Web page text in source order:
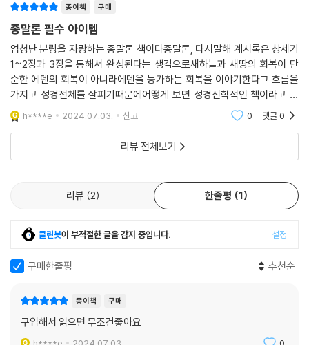
에서, 현상적인 사건 중심에서, 인간 중심적 차원으로 접근하기 때문입니
다. 예를 들어, 죽으면 천국 가는 문제, 시한부 종말론, 죽음 이후의 문제,
세계정세를 특정한 구약 성경 본문에 짜 맞추기 등 늘 개인과 관련되는 저
쪽 세상에 관심을 둡니다. 그들은 성경이 말하고자 하는 하나님의 장대한
구원 경륜, 회복프로그램에 관해서는 무관심합니다. 왜? 당장 자신들의 피
부에 와닿지 않기 때문입니다. 저자에 따르면 종말은 이미 구약 역사의 시
원에 내포되고 있는 하나님 중심의 객관적 사건입니다. 그리고 시원 안에
씨앗으로 내포된 종말은 하나님의 장대한 역사의 끝에 만개한 꽃이 될 것
입니다. 이런 점에서 이필찬 박사는 구약에서 종말을 지나치게 미래적으로
이해하려는 입장에 대해 단호하게 선을 긋습니다. 구약의 종말론 사상은
단순히 희망 고문처럼 막연히 미래에 일어날 어떤 것을 기다리게 하는 것
이 아니라, 창조 사건을 배경으로 하는 이스라엘 백성의 현재 삶 속에서 에
덴 회복의 진행 과정이라는 것이기 때문입니다.
여기서 저자는 아주 중요한 점을 환기(喚起)시킵니다. 즉 회복과 회귀는
구별되어야 한다는 점을 강조합니다. 즉, 창세기의 에덴 수립 안에 내포되
깨어지고 지체되었다 하더라도 에덴을 회복하시겠다는 하나님의 강력한
다. 혹시 여러분은 중세 청교도 문학의 금자탑인 존 버니언의 “실낙원”과
종이책 구매
종말론 필수 아이템
엄청난 분량을 자랑하는 종말론 책이다종말론, 다시말해 계시록은 창세기
1~2장과 3장을 통해서 완성된다는 생각으로새하늘과 새땅의 회복이 단
순한 에덴의 회복이 아니라에덴을 능가하는 회복을 이야기한다그 흐름을
가지고 성경전체를 살피기때문에어떻게 보면 성경신학적인 책이라고 할
수 있다묵직하지만 저자의 수고와 노력이 돋보이는 책이라고 할수 있겠다
h****e 2024.07.03. 신고 0 댓글0
리뷰 전체보기
리뷰 2 한줄평 1
클린봇이 부적절한 글을 감지 중입니다. 설정
구매한줄평 추천순
종이책 구매
구입해서 읽으면 무조건좋아요